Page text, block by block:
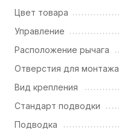
Цвет товара
Управление
Расположение рычага
Отверстия для монтажа
Вид крепления
Стандарт подводки
Подводка